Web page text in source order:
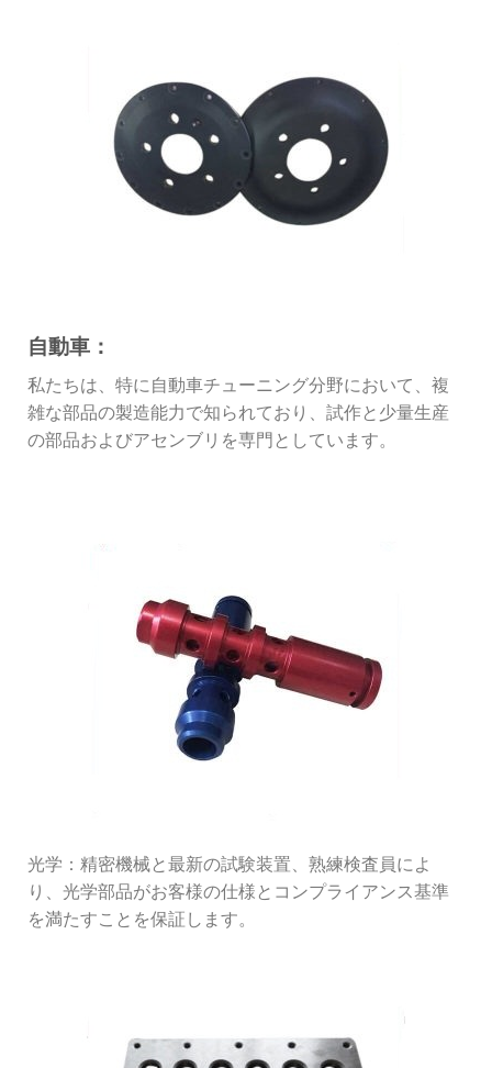
自動車：
私たちは、特に自動車チューニング分野において、複
雑な部品の製造能力で知られており、試作と少量生産
の部品およびアセンブリを専門としています。
光学：精密機械と最新の試験装置、熟練検査員によ
り、光学部品がお客様の仕様とコンプライアンス基準
を満たすことを保証します。